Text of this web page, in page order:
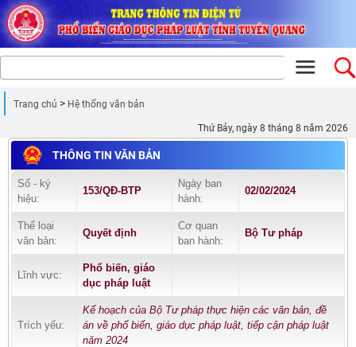
Trang chủ Hệ thống văn bản
Thứ Bảy, ngày 8 tháng 8 năm 2026
THÔNG TIN VĂN BẢN
Số - ký
hiệu:
153/QĐ-BTP
Ngày ban
hành:
02/02/2024
Thể loại
văn bản:
Quyết định
Cơ quan
ban hành:
Bộ Tư pháp
Lĩnh vực:
Phổ biến, giáo
dục pháp luật
Trích yếu:
Kế hoạch của Bộ Tư pháp thực hiện các văn bản, đề
án về phổ biến, giáo dục pháp luật, tiếp cận pháp luật
năm 2024